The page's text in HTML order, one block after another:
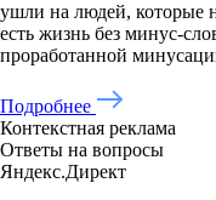
ушли на людей, которые
есть жизнь без минус-
проработанной
Подробнее
Контекстная реклама
Ответы на вопросы
Яндекс.Директ